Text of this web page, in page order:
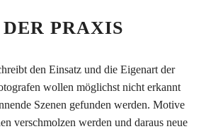
PRAXIS
den Einsatz und die Eigenart der
wollen möglichst nicht erkannt
Szenen gefunden werden. Motive
verschmolzen werden und daraus neue